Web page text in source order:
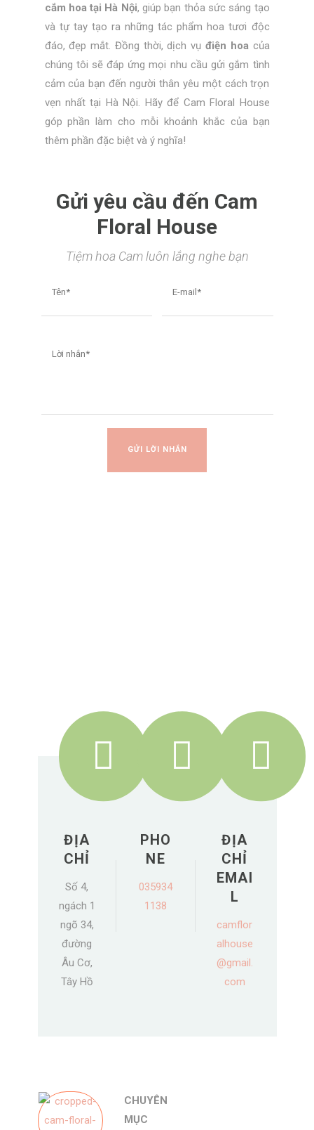
cắm hoa tại Hà Nội, giúp bạn thỏa sức sáng tạo
và tự tay tạo ra những tác phẩm hoa tươi độc
đáo, đẹp mắt. Đồng thời, dịch vụ điện hoacủa
chúng tôi sẽ đáp ứng mọi nhu cầu gửi gắm tình
cảm của bạn đến người thân yêu một cách trọn
vẹn nhất tại Hà Nội. Hãy để Cam Floral House
góp phần làm cho mỗi khoảnh khắc của bạn
thêm phần đặc biệt và ý nghĩa!
Gửi yêu cầu đến Cam
Floral House
Tiệm hoa Cam luôn lắng nghe bạn
ĐỊA
CHỈ
Số 4,
ngách 1
ngõ 34,
đường
Âu Cơ,
Tây Hồ
PHO
NE
035934
1138
ĐỊA
CHỈ
EMAI
L
camflor
alhouse
@gmail.
com
CHUYÊN
MỤC